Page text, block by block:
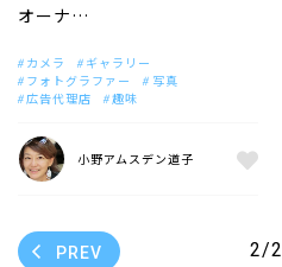
オーナ…
カメラ
ギャラリー
フォトグラファー
写真
広告代理店
趣味
小野アムスデン道子
PREV 2/2